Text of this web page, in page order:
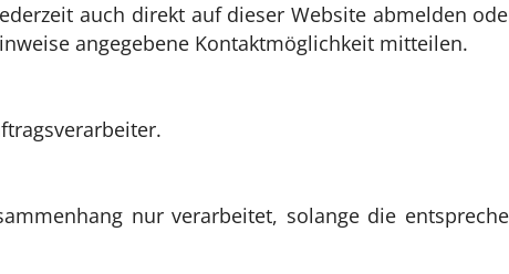
auch direkt auf dieser Website abmelden
angegebene Kontaktmöglichkeit mitteilen.
nur verarbeitet, solange die